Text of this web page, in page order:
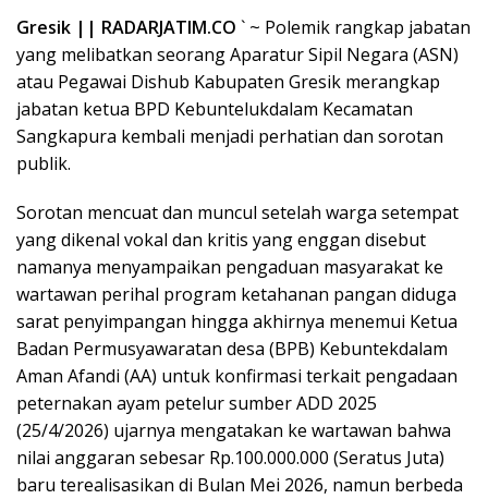
Gresik || RADARJATIM.CO ` ~ Polemik rangkap jabatan
yang melibatkan seorang Aparatur Sipil Negara (ASN)
atau Pegawai Dishub Kabupaten Gresik merangkap
jabatan ketua BPD Kebuntelukdalam Kecamatan
Sangkapura kembali menjadi perhatian dan sorotan
publik.
Sorotan mencuat dan muncul setelah warga setempat
yang dikenal vokal dan kritis yang enggan disebut
namanya menyampaikan pengaduan masyarakat ke
wartawan perihal program ketahanan pangan diduga
sarat penyimpangan hingga akhirnya menemui Ketua
Badan Permusyawaratan desa (BPB) Kebuntekdalam
Aman Afandi (AA) untuk konfirmasi terkait pengadaan
peternakan ayam petelur sumber ADD 2025
(25/4/2026) ujarnya mengatakan ke wartawan bahwa
nilai anggaran sebesar Rp.100.000.000 (Seratus Juta)
baru terealisasikan di Bulan Mei 2026, namun berbeda